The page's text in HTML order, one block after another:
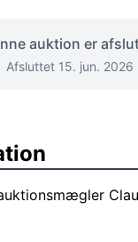
auktion er
Afsluttet 15. jun. 2026